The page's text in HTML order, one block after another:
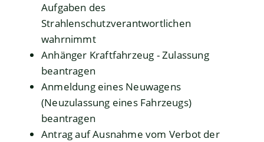
Aufgaben des
Strahlenschutzverantwortlichen
wahrnimmt
Anhänger Kraftfahrzeug - Zulassung
beantragen
Anmeldung eines Neuwagens
(Neuzulassung eines Fahrzeugs)
beantragen
Antrag auf Ausnahme vom Verbot der